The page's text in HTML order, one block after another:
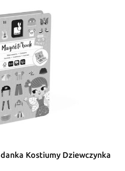
Kostiumy Dziewczynka